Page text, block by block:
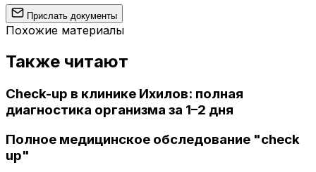
Прислать документы
Похожие материалы
Также читают
Check-up в клинике Ихилов: полная
диагностика организма за 1–2 дня
Полное медицинское обследование "check
up"